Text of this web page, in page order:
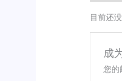
目前还
成
您的